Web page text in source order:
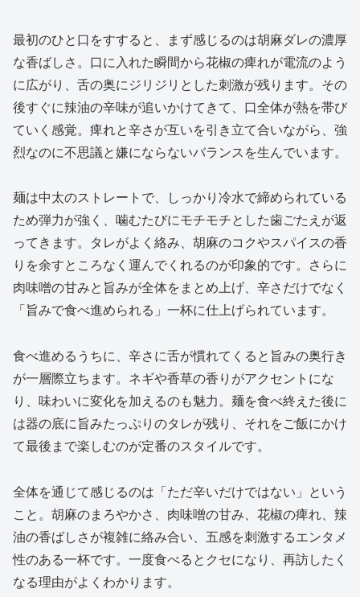
最初のひと口をすすると、まず感じるのは胡麻ダレの濃厚
な香ばしさ。口に入れた瞬間から花椒の痺れが電流のよう
に広がり、舌の奥にジリジリとした刺激が残ります。その
後すぐに辣油の辛味が追いかけてきて、口全体が熱を帯び
ていく感覚。痺れと辛さが互いを引き立て合いながら、強
烈なのに不思議と嫌にならないバランスを生んでいます。
麺は中太のストレートで、しっかり冷水で締められている
ため弾力が強く、噛むたびにモチモチとした歯ごたえが返
ってきます。タレがよく絡み、胡麻のコクやスパイスの香
りを余すところなく運んでくれるのが印象的です。さらに
肉味噌の甘みと旨みが全体をまとめ上げ、辛さだけでなく
「旨みで食べ進められる」一杯に仕上げられています。
食べ進めるうちに、辛さに舌が慣れてくると旨みの奥行き
が一層際立ちます。ネギや香草の香りがアクセントにな
り、味わいに変化を加えるのも魅力。麺を食べ終えた後に
は器の底に旨みたっぷりのタレが残り、それをご飯にかけ
て最後まで楽しむのが定番のスタイルです。
全体を通じて感じるのは「ただ辛いだけではない」という
こと。胡麻のまろやかさ、肉味噌の甘み、花椒の痺れ、辣
油の香ばしさが複雑に絡み合い、五感を刺激するエンタメ
性のある一杯です。一度食べるとクセになり、再訪したく
なる理由がよくわかります。